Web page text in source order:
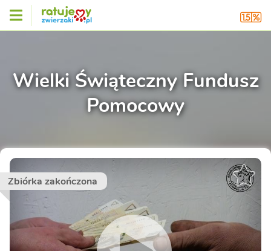
Wielki Świąteczny Fundusz
Pomocowy
Zbiórka zakończona